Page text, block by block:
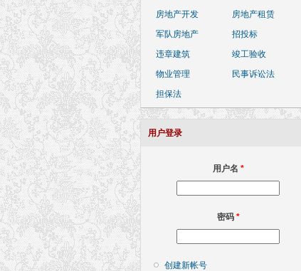
房地产开发
房地产租赁
军队房地产
招投标
违章建筑
竣工验收
物业管理
民事诉讼法
担保法
用户登录
用户名 *
密码 *
创建新帐号